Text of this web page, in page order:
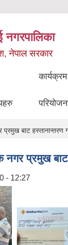
नगरपालिका
नेपाल सरकार
बाट हस्तानान्तरण
प्रमुख बाट
- 12:27